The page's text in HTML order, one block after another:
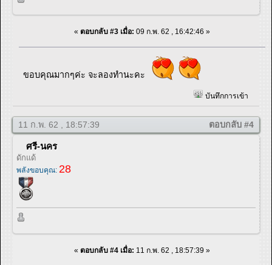
« ตอบกลับ #3 เมื่อ: 09 ก.พ. 62 , 16:42:46 »
ขอบคุณมากๆค่ะ จะลองทำนะคะ
บันทึกการเข้า
11 ก.พ. 62 , 18:57:39 ตอบกลับ #4
ศรี-นคร
ดักแด้
พลังขอบคุณ: 28
« ตอบกลับ #4 เมื่อ: 11 ก.พ. 62 , 18:57:39 »